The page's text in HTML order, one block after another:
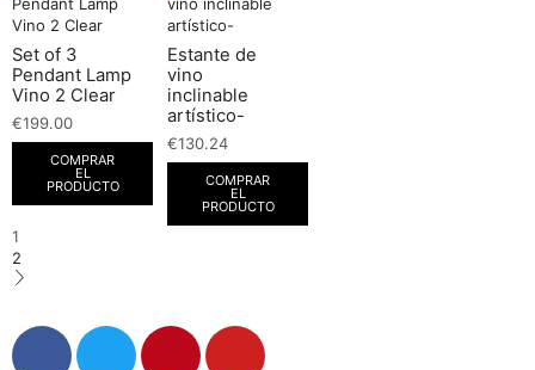
Set of 3
Pendant Lamp
Vino 2 Clear
€199.00
COMPRAR
EL
PRODUCTO
Estante de
vino
inclinable
artístico-
€130.24
COMPRAR
EL
PRODUCTO
1
2